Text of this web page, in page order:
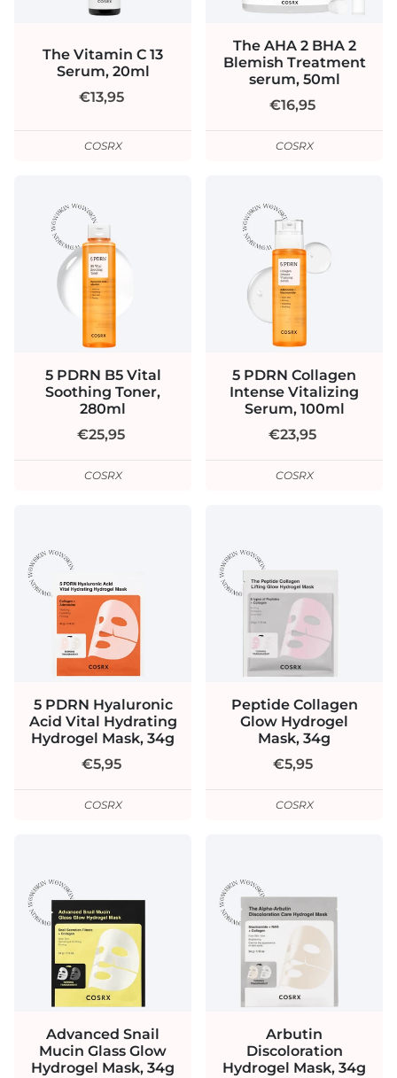
The Vitamin C 13
Serum, 20ml
€13,95
COSRX
The AHA 2 BHA 2
Blemish Treatment
serum, 50ml
€16,95
COSRX
5 PDRN B5 Vital
Soothing Toner,
280ml
€25,95
COSRX
5 PDRN Collagen
Intense Vitalizing
Serum, 100ml
€23,95
COSRX
5 PDRN Hyaluronic
Acid Vital Hydrating
Hydrogel Mask, 34g
€5,95
COSRX
Peptide Collagen
Glow Hydrogel
Mask, 34g
€5,95
COSRX
Advanced Snail
Mucin Glass Glow
Hydrogel Mask, 34g
Arbutin
Discoloration
Hydrogel Mask, 34g